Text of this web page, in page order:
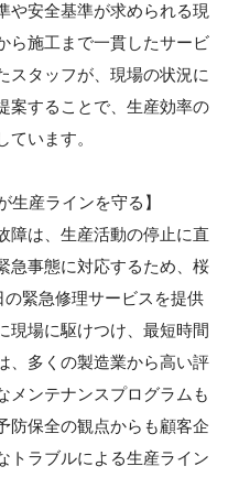
や安全基準が求められる現
ら施工まで一貫したサービ
スタッフが、現場の状況に
案することで、生産効率の
います。
生産ラインを守る】
障は、生産活動の停止に直
急事態に対応するため、桜
緊急修理サービスを提供
現場に駆けつけ、最短時間
、多くの製造業から高い評
メンテナンスプログラムも
防保全の観点からも顧客企
トラブルによる生産ライン